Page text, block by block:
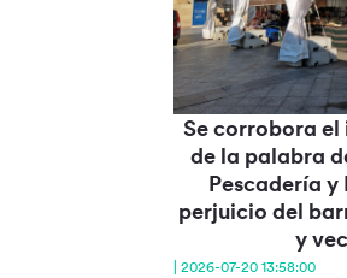
Se corrobora
de la palabra
Pescadería y
perjuicio del
y
| 2026-07-20 13:58:00